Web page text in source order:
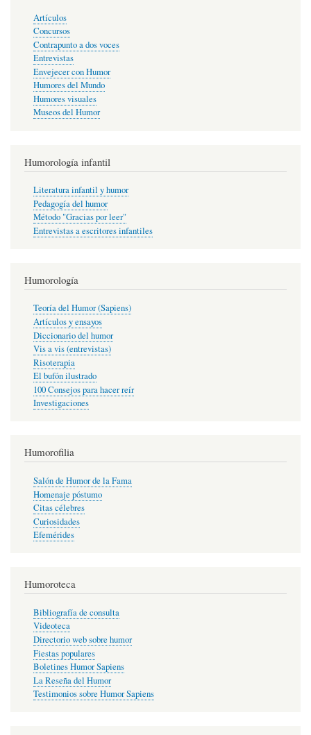
Artículos
Concursos
Contrapunto a dos voces
Entrevistas
Envejecer con Humor
Humores del Mundo
Humores visuales
Museos del Humor
Humorología infantil
Literatura infantil y humor
Pedagogía del humor
Método "Gracias por leer"
Entrevistas a escritores infantiles
Humorología
Teoría del Humor (Sapiens)
Artículos y ensayos
Diccionario del humor
Vis a vis (entrevistas)
Risoterapia
El bufón ilustrado
100 Consejos para hacer reír
Investigaciones
Humorofilia
Salón de Humor de la Fama
Homenaje póstumo
Citas célebres
Curiosidades
Efemérides
Humoroteca
Bibliografía de consulta
Videoteca
Directorio web sobre humor
Fiestas populares
Boletines Humor Sapiens
La Reseña del Humor
Testimonios sobre Humor Sapiens